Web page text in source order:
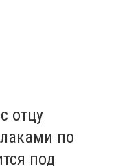
отцу
по
под